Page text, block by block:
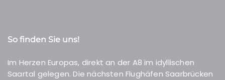
So finden Sie uns!
Im Herzen Europas, direkt an der A8 im idyllischen
Saartal gelegen. Die nächsten Flughäfen Saarbrücken